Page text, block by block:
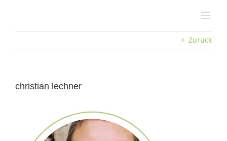
Zurück
christian lechner